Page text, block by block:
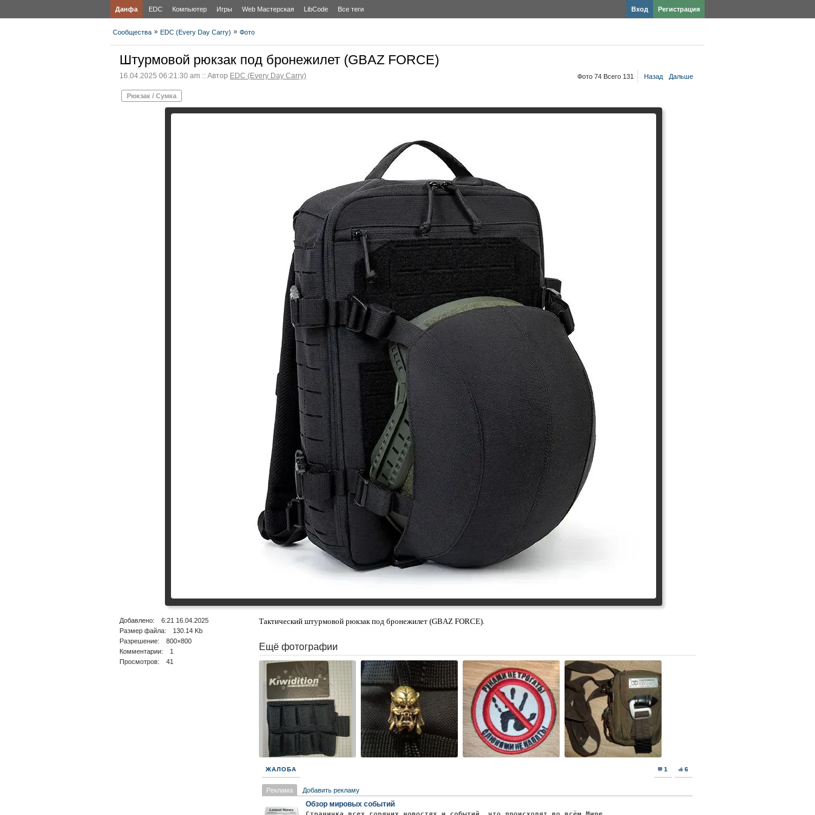
Данфа EDC Компьютер Игры Web Мастерская LibCode Все теги Регистрация
Вход
Сообщества » EDC (Every Day Carry) » Фото
Штурмовой рюкзак под бронежилет (GBAZ FORCE)
16.04.2025 06:21:30 am :: Автор EDC (Every Day Carry)
Рюкзак / Сумка
Фото 74 Всего 131 Назад Дальше
Добавлено: 6:21 16.04.2025
Размер файла: 130.14 Kb
Разрешение: 800×800
Комментарии: 1
Просмотров: 41
Тактический штурмовой рюкзак под бронежилет (GBAZ FORCE).
Ещё фотографии
ЖАЛОБА 1 6
Реклама Добавить рекламу
Обзор мировых событий